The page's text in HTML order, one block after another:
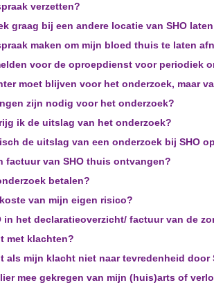
verzetten?
graag bij een andere locatie van SHO
maken om mijn bloed thuis te laten
voor de oproepdienst voor periodiek
moet blijven voor het onderzoek, maar
zijn nodig voor het onderzoek?
ik de uitslag van het onderzoek?
de uitslag van een onderzoek bij SHO
factuur van SHO thuis ontvangen?
betalen?
van mijn eigen risico?
in het declaratieoverzicht/ factuur van de
met klachten?
als mijn klacht niet naar tevredenheid door
mee gekregen van mijn (huis)arts of